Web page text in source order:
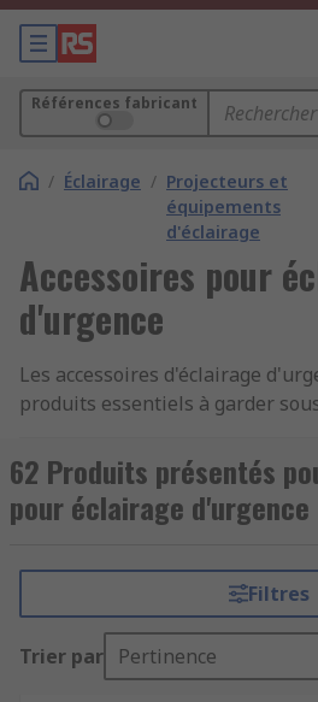
Références fabricant
/ Éclairage / Projecteurs et
équipements
d'éclairage
Accessoires pour
d'urgence
Les accessoires d'éclairage
produits essentiels à garder
tant que pièces de rechange ou
utilisés pour améliorer la
prolonger la durée de vie utile
de marques de confiance, telles
Electric, Knightsbridge, Philips
LITE, RS Pro, et bien plus.
Il existe une large gamme
62 Produits présentés
pour éclairage d'urgence
Filtres
Trier par Pertinence